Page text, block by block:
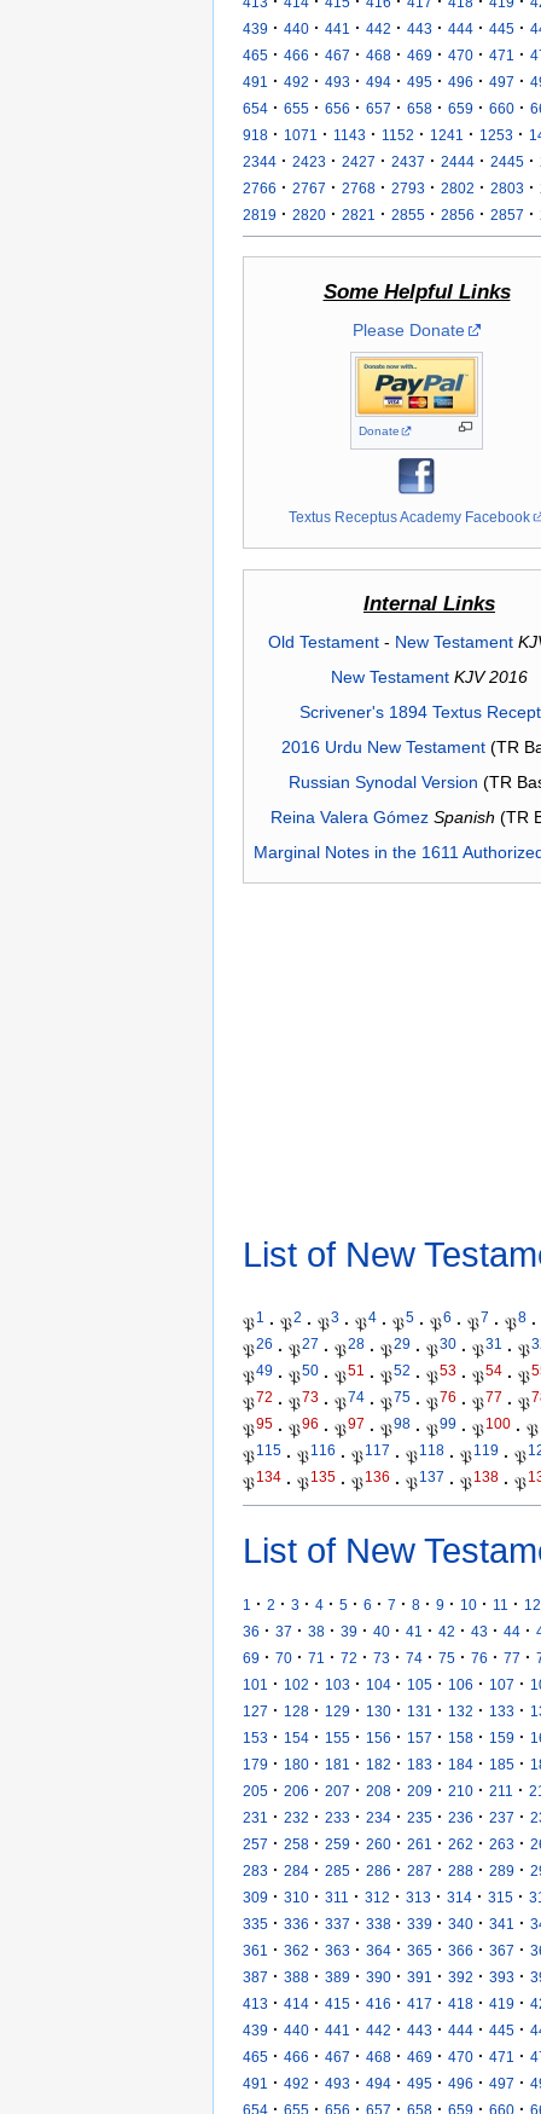
439 · 440 · 441 · 442 · 443 · 444 · 445 ·
465 · 466 · 467 · 468 · 469 · 470 · 471 ·
491
· 492 · 493 · 494 · 495 · 496 · 497 ·
654 · 655 · 656 · 657 · 658 · 659 · 660 ·
918 · 1071 · 1143 · 1152 · 1241 · 1253 ·
2344 · 2423 · 2427 · 2437 · 2444 · 2445 ·
2766 · 2767 · 2768 · 2793 · 2802 · 2803 ·
2819 · 2820 · 2821 · 2855 · 2856 · 2857 ·
Some Helpful Links
Please Donate
Donate
Textus Receptus Academy Facebook
Internal Links
Old Testament- New Testament
New Testament KJV 2016
Scrivener's 1894 Textus
2016 Urdu New Testament(TR
Russian Synodal Version (TR
Reina Valera Gómez Spanish (TR
Marginal Notes in the 1611
List of New
𝔓1 · 𝔓2 · 𝔓3 · 𝔓4 · 𝔓5 · 𝔓6 · 𝔓7 · 𝔓8 ·
𝔓26 · 𝔓27 · 𝔓28 · 𝔓29 · 𝔓30 · 𝔓31 · 𝔓
𝔓49 · 𝔓50 · 𝔓51 · 𝔓52 · 𝔓53 · 𝔓54 · 𝔓
𝔓72 · 𝔓73 · 𝔓74 · 𝔓75 · 𝔓76 · 𝔓77 · 𝔓
𝔓95 · 𝔓96 · 𝔓97 · 𝔓98 · 𝔓99 · 𝔓100 · 𝔓
𝔓115 · 𝔓116 · 𝔓117 · 𝔓118 · 𝔓119 · 𝔓
𝔓134 · 𝔓135 · 𝔓136 · 𝔓137 · 𝔓138 · 𝔓
List of New
1 · 2 · 3 · 4 · 5 · 6 · 7 · 8 · 9 · 10 · 11 · 12
36 · 37 · 38 · 39 · 40 · 41 · 42 · 43 · 44 ·
69 · 70 · 71 · 72 · 73 · 74 · 75 · 76 · 77 ·
101
· 102 · 103 · 104 · 105 · 106 · 107 ·
127 · 128 · 129 · 130 · 131 · 132 · 133 ·
153 · 154 · 155 · 156 · 157 · 158 · 159 ·
179 · 180 · 181 · 182 · 183 · 184 · 185 ·
205 · 206 · 207 · 208 · 209 · 210 · 211 ·
231
· 232 · 233 · 234 · 235 · 236 · 237 ·
257 · 258 · 259 · 260 · 261 · 262 · 263 ·
283 · 284 · 285 · 286 · 287 · 288 · 289 ·
309 · 310 · 311 · 312 · 313 · 314 · 315 ·
335 · 336 · 337 · 338 · 339 · 340 · 341 ·
361
· 362 · 363 · 364 · 365 · 366 · 367 ·
387 · 388 · 389 · 390 · 391 · 392 · 393 ·
413 · 414 · 415 · 416 · 417 · 418 · 419 ·
439 · 440 · 441 · 442 · 443 · 444 · 445 ·
465 · 466 · 467 · 468 · 469 · 470 · 471 ·
491
· 492 · 493 · 494 · 495 · 496 · 497 ·
654 · 655 · 656 · 657 · 658 · 659 · 660 ·